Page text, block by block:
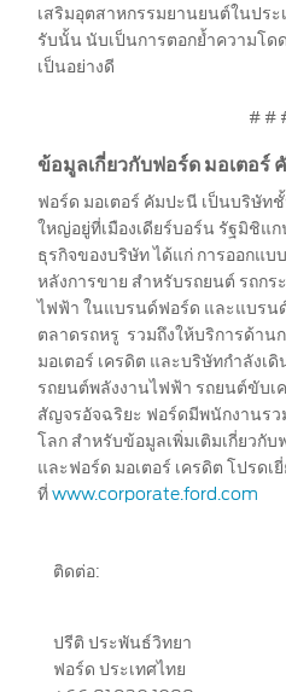
รอบรู้รถฟอร์ด
คู่มือเจ้าของรถฟอร์ด
เคล็ดลับสำหรับผู้ใช้
การใช้น้ำมันไบโอดีเซล
การบำรุงรักษารถยนต์
พื้นฐานการขับขี่
ความปลอดภัยในการขั
คำถามที่พบบ่อย
ตรวจสอบ
ติดต่อเรา
เสริมอุตสาหกรรมยานยนต์ในประ
รับนั้น นับเป็นการตอกย้ำความโ
เป็นอย่างดี
# #
ข้อมูลเกี่ยวกับฟอร์ด มอเตอร์
ฟอร์ด มอเตอร์ คัมปะนี เป็นบริษัท
ใหญ่อยู่ที่เมืองเดียร์บอร์น รัฐมิชิแ
ธุรกิจของบริษัท ได้แก่ การออกแบ
หลังการขาย สำหรับรถยนต์ รถกร
ไฟฟ้า ในแบรนด์ฟอร์ด และแบร
ตลาดรถหรู รวมถึงให้บริการด้าน
มอเตอร์ เครดิต และบริษัทกำลังเ
รถยนต์พลังงานไฟฟ้า รถยนต์ขับ
สัญจรอัจฉริยะ ฟอร์ดมีพนักงานร
โลก สำหรับข้อมูลเพิ่มเติมเกี่ยวกั
และฟอร์ด มอเตอร์ เครดิต โปรดเ
ที่ www.corporate.ford.com
ติดต่อ:
ปรีติ ประพันธ์วิทยา
ฟอร์ด ประเทศไทย